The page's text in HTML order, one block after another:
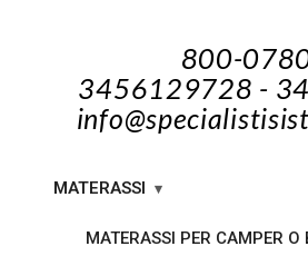
800-
3456129728 -
MATERASSI
MATERASSI PER CAMPER O